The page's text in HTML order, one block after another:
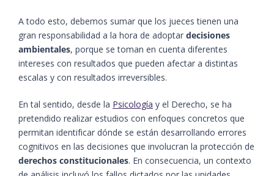
A todo esto, debemos sumar que los jueces tienen una
gran responsabilidad a la hora de adoptar decisiones
ambientales, porque se toman en cuenta diferentes
intereses con resultados que pueden afectar a distintas
escalas y con resultados irreversibles.
En tal sentido, desde la Psicología y el Derecho, se ha
pretendido realizar estudios con enfoques concretos que
permitan identificar dónde se están desarrollando errores
cognitivos en las decisiones que involucran la protección de
derechos constitucionales. En consecuencia, un contexto